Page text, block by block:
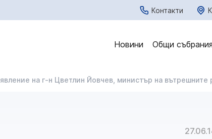
Контакти
Новини Общи събрания
на г-н Цветлин Йовчев, министър на